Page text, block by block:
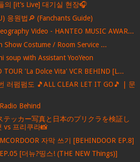
의 [it’s Live] 대기실 현장🎧
응원법🔎 (Fanchants Guide)
Video - HANTEO MUSIC AWAR...
Show Costume / Room Service ...
soup with Assistant YooYeon
TOUR 'La Dolce Vita' VCR BEHIND [L...
러펌펌도 🎵ALL CLEAR LET IT GO🎵 | 문
Behind
テッカー写真と日本のプリクラを検証し
vs 프리쿠라📸
자막 쓰기 [BEHINDOOR EP.8]
[더뉴?띵스! (THE NEW Things)]